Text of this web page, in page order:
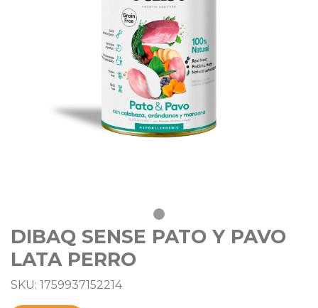
DIBAQ SENSE PATO Y PAVO
LATA PERRO
SKU: 1759937152214